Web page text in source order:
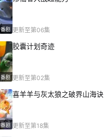
番剧 更新至第06集
番剧
胶囊计划奇迹
更新至第02集
番剧
喜羊羊与灰太狼之破界山海诀
更新至第18集